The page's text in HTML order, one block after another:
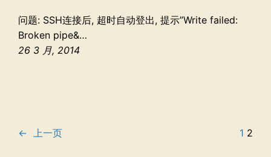
问题: SSH连接后, 超时自动登出, 提示”Write failed:
Broken pipe&…
26 3 月, 2014
← 上一页 1 2